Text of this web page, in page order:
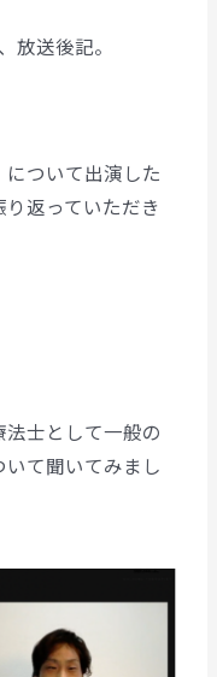
放送後記。
ついて出演した
返っていただき
士として一般の
て聞いてみまし